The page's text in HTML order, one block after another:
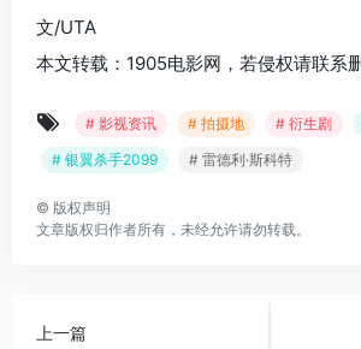
文/UTA
本文转载：1905电影网，若侵权请联系
# 影视资讯 # 拍摄地 # 衍生剧
# 银翼杀手2099
# 雷德利·斯科特
© 版权声明
文章版权归作者所有，未经允许请勿转载。
上一篇